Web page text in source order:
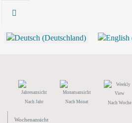
Nach Jahr Nach Monat Nach Woche
Wochenansicht